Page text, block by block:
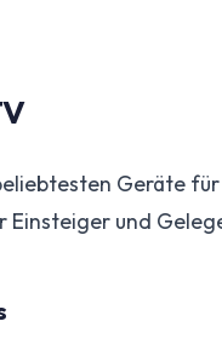
Geräte
Einsteiger und